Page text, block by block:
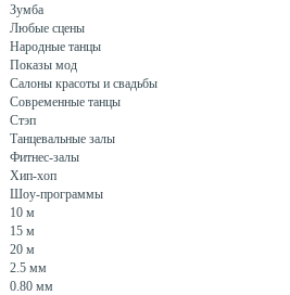
Зумба
Любые сцены
Народные танцы
Показы мод
Салоны красоты и свадьбы
Современные танцы
Стэп
Танцевальные залы
Фитнес-залы
Хип-хоп
Шоу-программы
10 м
15 м
20 м
2.5 мм
0.80 мм